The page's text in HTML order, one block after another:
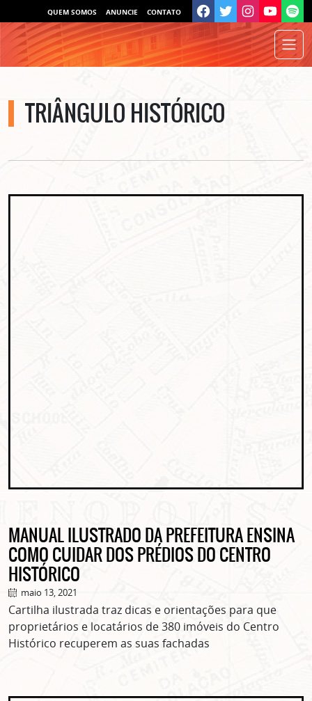
QUEM SOMOS ANUNCIE CONTATO
TRIÂNGULO HISTÓRICO
MANUAL ILUSTRADO DA PREFEITURA ENSINA
COMO CUIDAR DOS PRÉDIOS DO CENTRO
HISTÓRICO
maio 13, 2021
Cartilha ilustrada traz dicas e orientações para que
proprietários e locatários de 380 imóveis do Centro
Histórico recuperem as suas fachadas